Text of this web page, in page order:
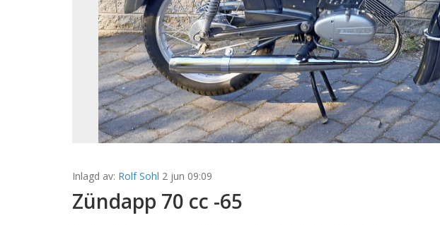
Inlagd av: Rolf Sohl 2 jun 09:09
Zündapp 70 cc -65